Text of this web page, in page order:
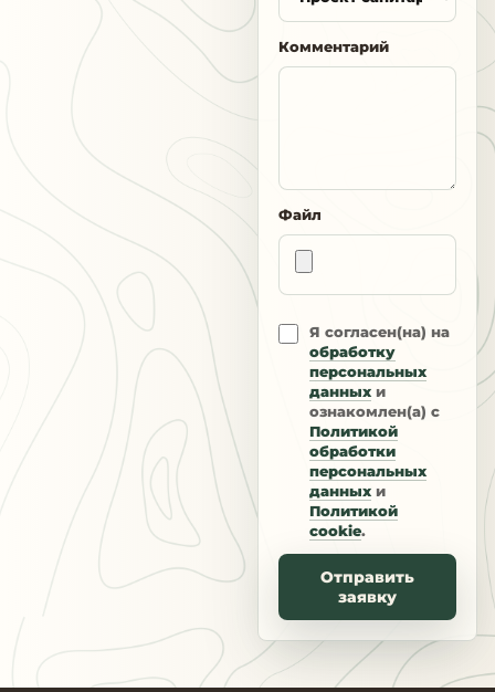
Комментарий
Файл
Я согласен(на) на
обработку
персональных
данных и
ознакомлен(а) с
Политикой
обработки
персональных
данных и
Политикой
cookie.
Отправить
заявку